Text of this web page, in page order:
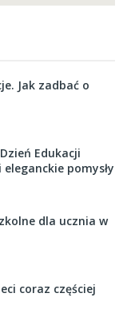
Jak zadbać o
Edukacji
pomysły
dla ucznia w
coraz częściej